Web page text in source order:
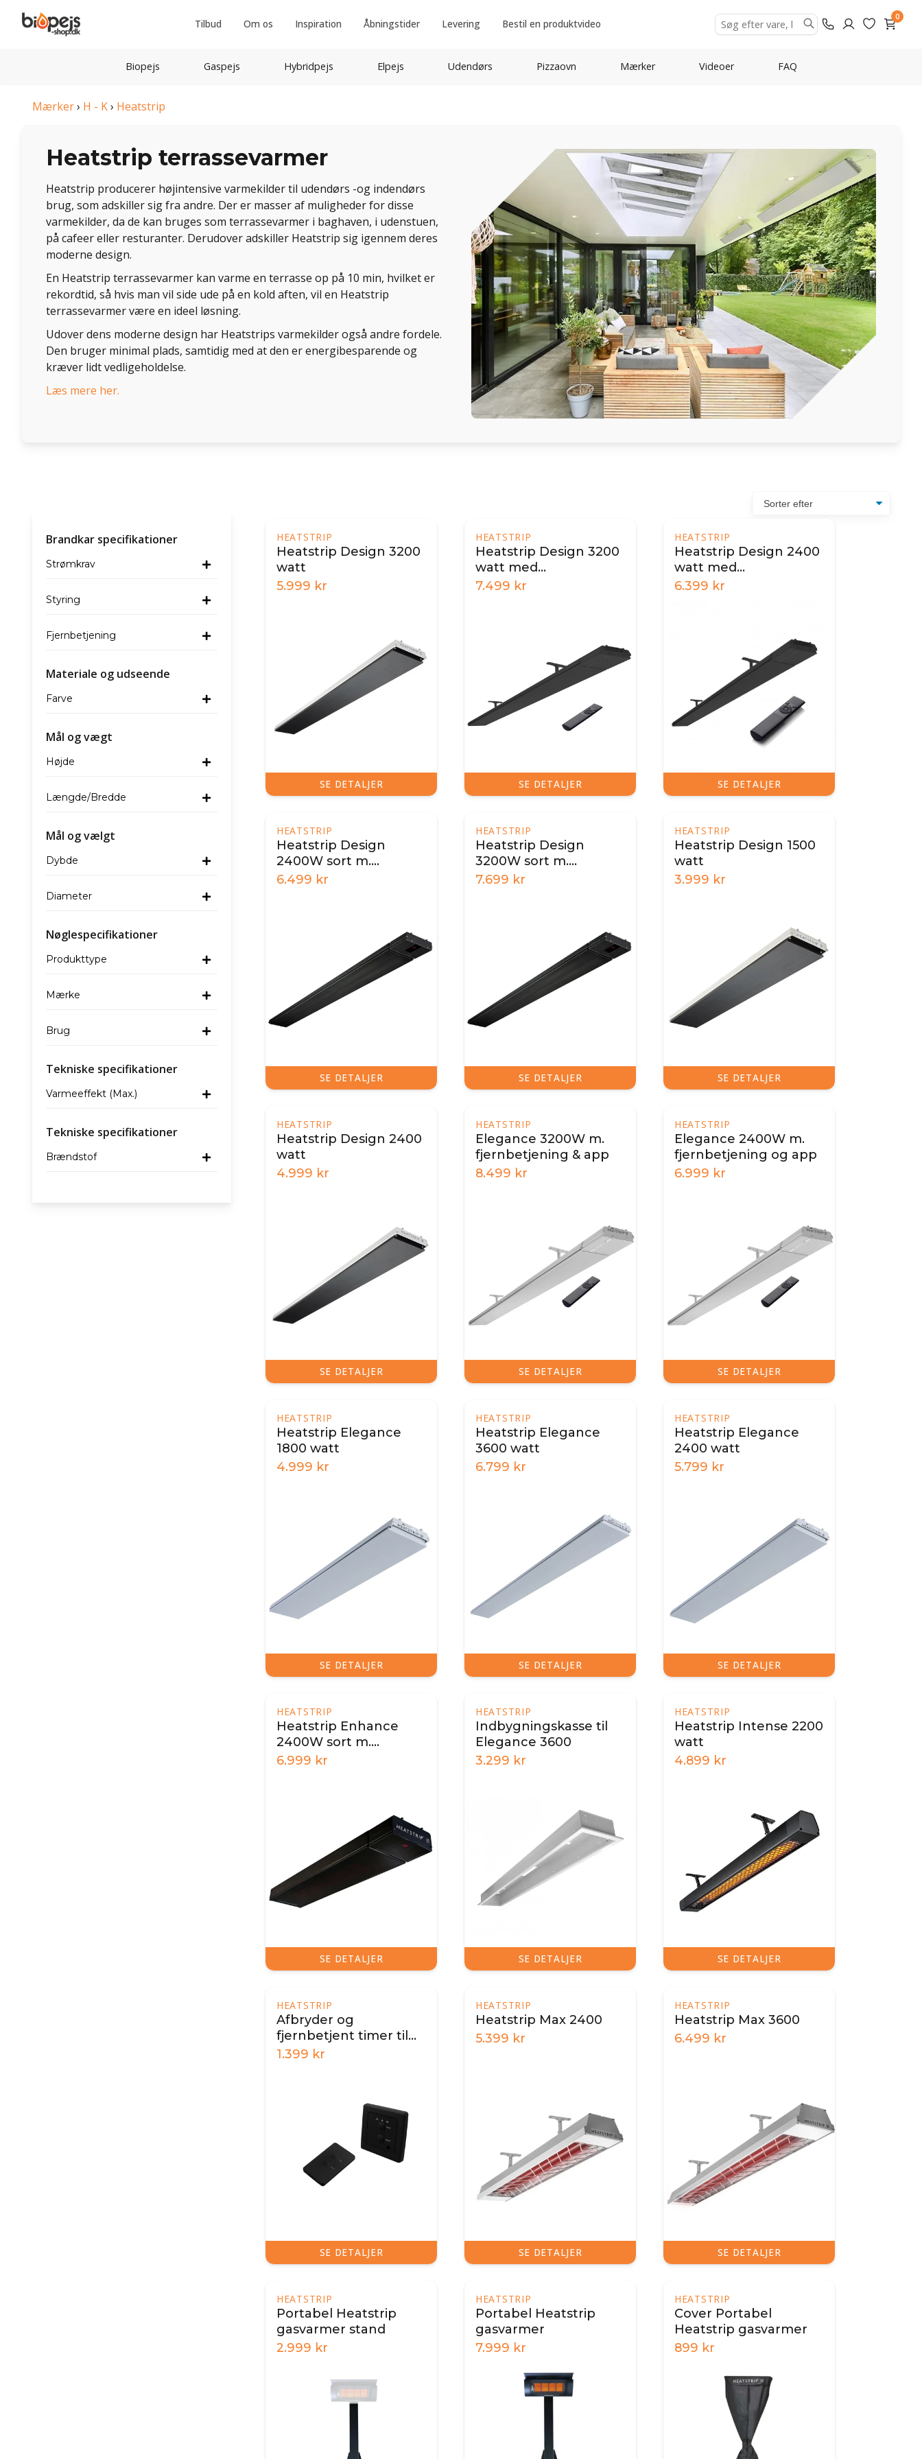
Tilbud Om os Inspiration Åbningstider Levering Bestil en produktvideo
0
Biopejs Gaspejs Hybridpejs Elpejs Udendørs Pizzaovn Mærker Videoer FAQ
Mærker› H - K› Heatstrip
Heatstrip terrassevarmer
Heatstrip producerer højintensive varmekilder til udendørs -og indendørs
brug, som adskiller sig fra andre. Der er masser af muligheder for disse
varmekilder, da de kan bruges som terrassevarmer i baghaven, i udenstuen,
på cafeer eller resturanter. Derudover adskiller Heatstrip sig igennem deres
moderne design.
En Heatstrip terrassevarmer kan varme en terrasse op på 10 min, hvilket er
rekordtid, så hvis man vil side ude på en kold aften, vil en Heatstrip
terrassevarmer være en ideel løsning.
Udover dens moderne design har Heatstrips varmekilder også andre fordele.
Den bruger minimal plads, samtidig med at den er energibesparende og
kræver lidt vedligeholdelse.
Læs mere her.
Brandkar specifikationer
Strømkrav
Styring
Fjernbetjening
Materiale og udseende
Farve
Mål og vægt
Højde
Længde/Bredde
Mål og vælgt
Dybde
Diameter
Nøglespecifikationer
Produkttype
Mærke
Brug
Tekniske specifikationer
Varmeeffekt (Max.)
Tekniske specifikationer
Brændstof
HEATSTRIP
Heatstrip Design 3200
watt
5.999 kr
SE DETALJER
HEATSTRIP
Heatstrip Design 3200
watt med
fjernbetjening
7.499 kr
SE DETALJER
HEATSTRIP
Heatstrip Design 2400
watt med
fjernbetjening
6.399 kr
SE DETALJER
HEATSTRIP
Heatstrip Design
2400W sort m.
fjernbetjening og app
6.499 kr
SE DETALJER
HEATSTRIP
Heatstrip Design
3200W sort m.
fjernbetjening og app
7.699 kr
SE DETALJER
HEATSTRIP
Heatstrip Design 1500
watt
3.999 kr
SE DETALJER
HEATSTRIP
Heatstrip Design 2400
watt
4.999 kr
SE DETALJER
HEATSTRIP
Elegance 3200W m.
fjernbetjening & app
8.499 kr
SE DETALJER
HEATSTRIP
Elegance 2400W m.
fjernbetjening og app
6.999 kr
SE DETALJER
HEATSTRIP
Heatstrip Elegance
1800 watt
4.999 kr
SE DETALJER
HEATSTRIP
Heatstrip Elegance
3600 watt
6.799 kr
SE DETALJER
HEATSTRIP
Heatstrip Elegance
2400 watt
5.799 kr
SE DETALJER
HEATSTRIP
Heatstrip Enhance
2400W sort m.
fjernbetjening og app
6.999 kr
SE DETALJER
HEATSTRIP
Indbygningskasse til
Elegance 3600
3.299 kr
SE DETALJER
HEATSTRIP
Heatstrip Intense 2200
watt
4.899 kr
SE DETALJER
HEATSTRIP
Afbryder og
fjernbetjent timer til
Heatstrip
1.399 kr
SE DETALJER
HEATSTRIP
Heatstrip Max 2400
5.399 kr
SE DETALJER
HEATSTRIP
Heatstrip Max 3600
6.499 kr
SE DETALJER
HEATSTRIP
Portabel Heatstrip
gasvarmer stand
2.999 kr
HEATSTRIP
Portabel Heatstrip
gasvarmer
7.999 kr
HEATSTRIP
Cover Portabel
Heatstrip gasvarmer
899 kr